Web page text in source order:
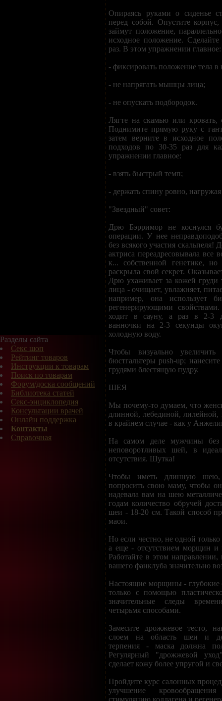
Разделы сайта
Секс шоп
Рейтинг товаров
Инструкции к товарам
Поиск по товарам
Форум/доска сообщений
Библиотека статей
Секс-энциклопедия
Консультации врачей
Онлайн поддержка
Контакты
Справочная
Опираясь руками о сиденье
перед собой. Опустите
займут положение,
исходное положение.
раз. В этом упражнении главное:
- фиксировать положение тела
- не напрягать мышцы лица;
- не опускать подбородок.
Лягте на скамью или кровать,
Поднимите прямую руку с
затем верните в исходное
подходов по 30-35 раз для
упражнении главное:
- взять быстрый темп;
- держать спину ровно,
"Звездный" совет:
Дрю Бэрримор не коснулся
операции. У нее
без всякого участия скальпеля!
актриса переадресовывала все
к... собственной генетике,
раскрыла свой секрет.
Дрю ухаживает за кожей груди
лица - очищает, увлажняет,
например, она использует
регенерирующими
ходит в сауну, а раз в 2-3
ванночки на 2-3 секунды
холодную воду.
Чтобы визуально увеличить
бюстгальтеры push-up;
грудями блестящую пудру.
ШЕЯ
Мы почему-то думаем, что
длинной, лебединой, лилейной,
в крайнем случае - как у
На самом деле мужчины
неповоротливых шей, в
отсутствия. Шутка!
Чтобы иметь длинную
попросить свою маму, чтобы
надевала вам на шею
годам количество обручей
шеи - 18-20 см. Такой способ
маои.
Но если честно, не одной
а еще - отсутствием морщин и
Работайте в этом направлении,
вашего фанклуба значительно
Настоящие морщины - глубокие
только с помощью
значительные следы
четырьмя способами.
Замесите дрожжевое тесто,
слоем на область шеи и
терпения - маска должна
Регулярный "дрожжевой
сделает кожу более упругой и
Пройдите курс салонных
улучшение
стимуляцию коллагена и